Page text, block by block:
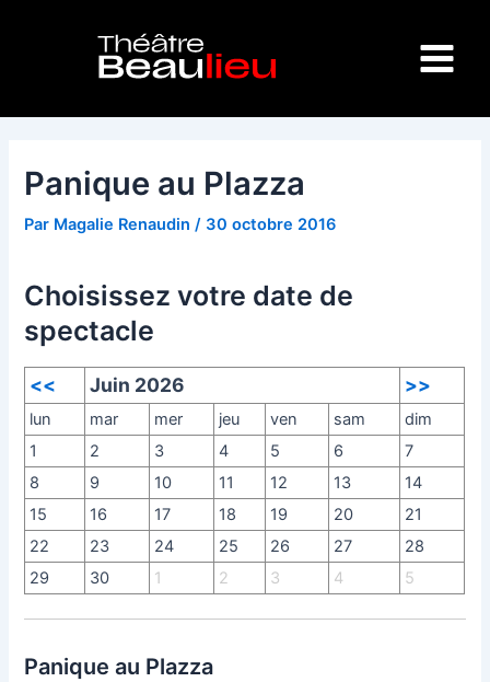
Menu
Panique au Plazza
Par Magalie Renaudin/ 30 octobre 2016
Choisissez votre date de
spectacle
<< Juin 2026 >>
lun mar mer jeu ven sam
dim
1
2 3 4 5 6
7
8
9 10 11 12 13
14
15
16 17 18 19 20
21
22
23 24 25 26 27
28
29
30 1 2 3 4 5
Panique au Plazza